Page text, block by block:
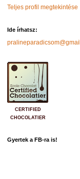
Teljes profil megtekintése
Ide írhatsz:
CERTIFIED
CHOCOLATIER
Gyertek a FB-ra is!